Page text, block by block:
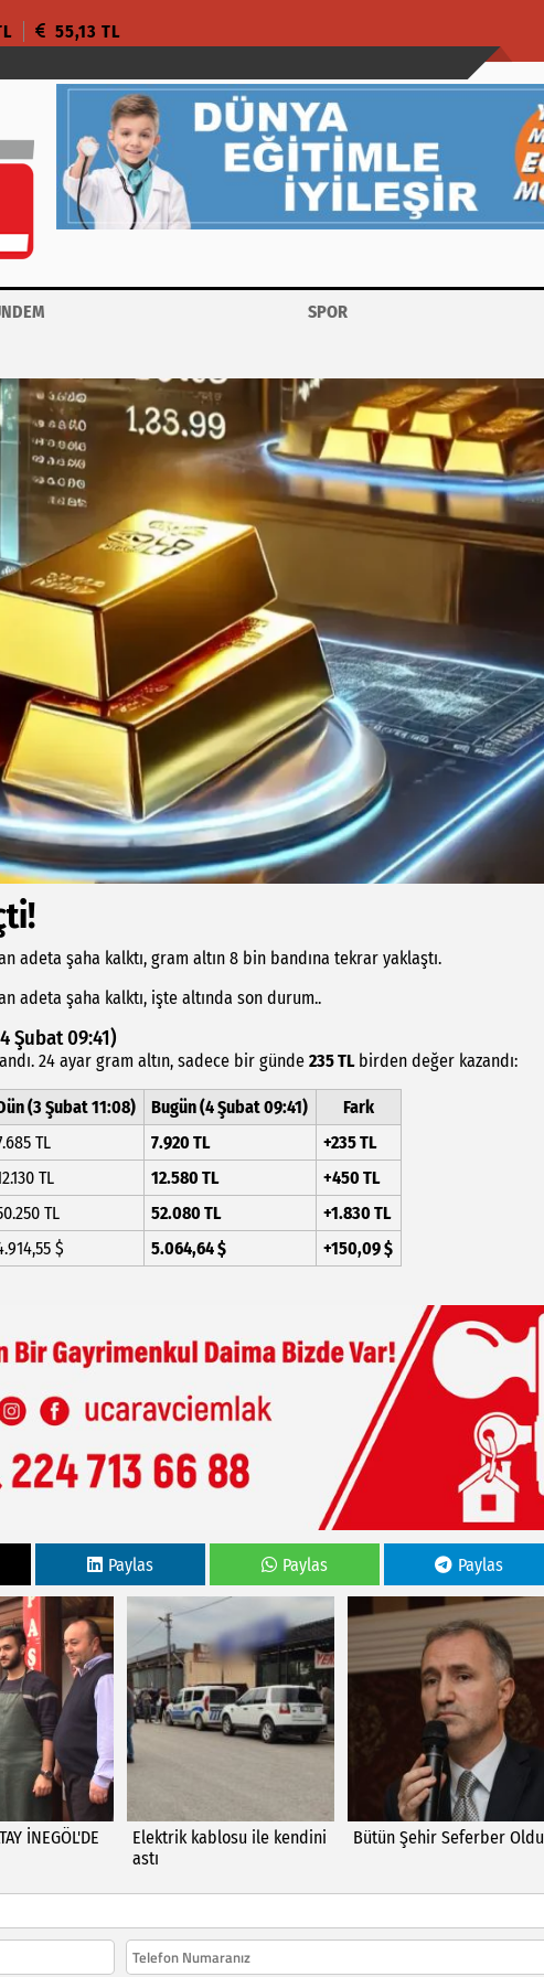
55,13 TL
SPOR
adeta şaha kalktı, gram altın 8 bin bandına tekrar yaklaştı.
adeta şaha kalktı, işte altında son durum..
Şubat 09:41)
24 ayar gram altın, sadece bir günde 235 TLbirden değer kazandı:
(3 Şubat 11:08) Bugün (4 Şubat 09:41)
Fark
TL 7.920 TL
+235 TL
TL 12.580 TL
+450 TL
TL 52.080 TL
+1.830 TL
$ 5.064,64 $ +150,09 $
Paylas Paylas Paylas
İNEGÖL'DE
Elektrik kablosu ile kendini
astı
Bütün Şehir Seferber Oldu